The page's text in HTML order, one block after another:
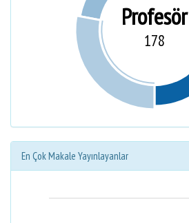
Profesör
178
En Çok Makale Yayınlayanlar